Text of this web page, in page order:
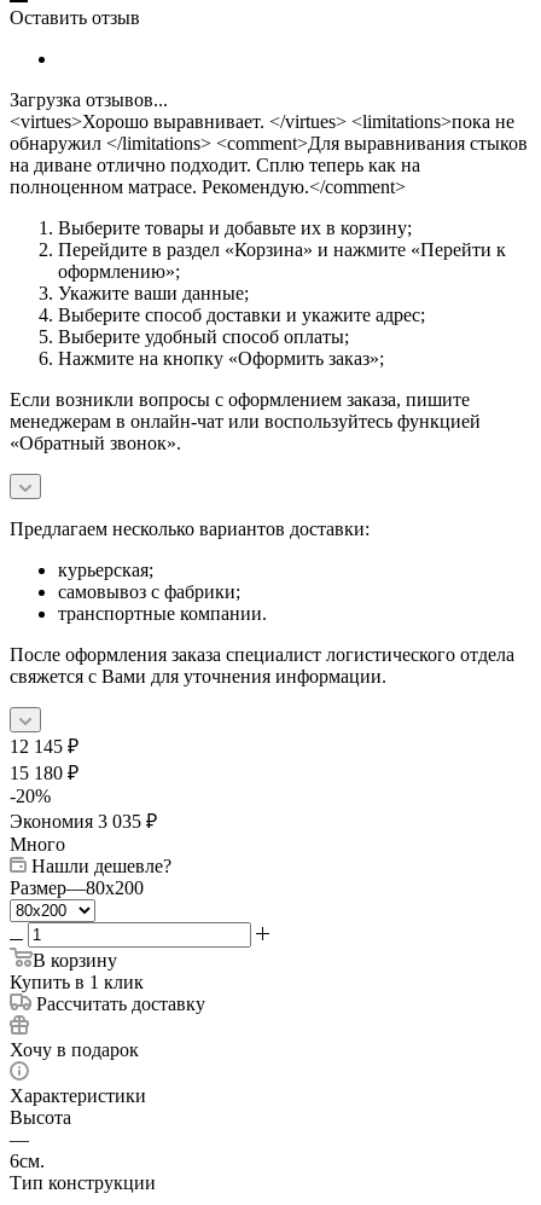
Оставить отзыв
Загрузка отзывов...
<virtues>Хорошо выравнивает. </virtues> <limitations>пока не
обнаружил </limitations> <comment>Для выравнивания стыков
на диване отлично подходит. Сплю теперь как на
полноценном матрасе. Рекомендую.</comment>
Выберите товары и добавьте их в корзину;
Перейдите в раздел «Корзина» и нажмите «Перейти к
оформлению»;
Укажите ваши данные;
Выберите способ доставки и укажите адрес;
Выберите удобный способ оплаты;
Нажмите на кнопку «Оформить заказ»;
Если возникли вопросы с оформлением заказа, пишите
менеджерам в онлайн-чат или воспользуйтесь функцией
«Обратный звонок».
Предлагаем несколько вариантов доставки:
курьерская;
самовывоз с фабрики;
транспортные компании.
После оформления заказа специалист логистического отдела
свяжется с Вами для уточнения информации.
12 145 ₽
15 180 ₽
-20%
Экономия 3 035 ₽
Много
Нашли дешевле?
Размер—80x200
В корзину
Купить в 1 клик
Рассчитать доставку
Хочу в подарок
Характеристики
Высота
—
6см.
Тип конструкции